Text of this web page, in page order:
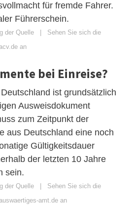
für fremde Fahrer.
Führerschein.
der Quelle
Sehen Sie sich die
an
bei Einreise?
ist grundsätzlich
Ausweisdokument
zum Zeitpunkt der
aus Deutschland eine noch
Gültigkeitsdauer
der letzten 10 Jahre
sein.
der Quelle
Sehen Sie sich die
amt.de an